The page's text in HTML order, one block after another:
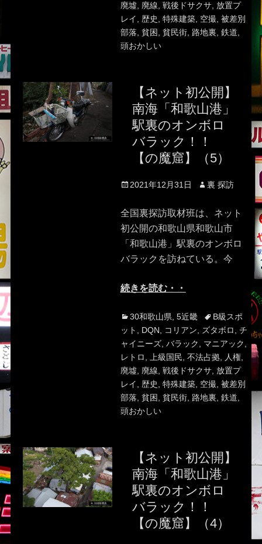
廃墟
廃線 戦後ドサクサ, 放置プ
レイ
歴史 特殊建築, 空撮, 被差別
部落 貧困 貧民街, 路地裏 鉄道
頭おかしい
【ネット初公開】
南海「和歌山港」
駅裏のオンボロ
バラック！！
【の魔窟】（5）
Posted
2021年12月31日 Author
裏 探訪
全国裏探訪取材班は、ネット
初公開の和歌山県和歌山市
「和歌山港」駅裏のオンボロ
バラックを訪ねている。今
続きを読む・・
Categories
30和歌山県 5近畿 TagsB級スポ
ット
DQN コリアン ズタボロ
チ
ャイニーズ, バラック マニアック
レトロ
上級国民 不法占拠, 人権,
廃墟
廃線 戦後ドサクサ, 放置プ
レイ
歴史 特殊建築, 空撮, 被差別
部落 貧困 貧民街, 路地裏 鉄道
頭おかしい
【ネット初公開】
南海「和歌山港」
駅裏のオンボロ
バラック！！
【の魔窟】（4）